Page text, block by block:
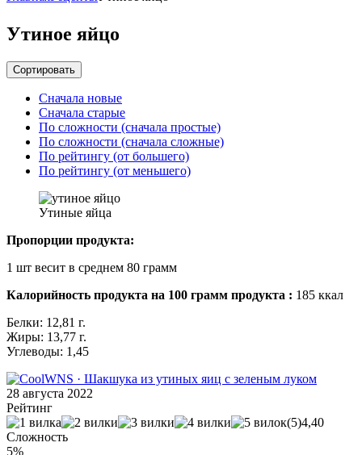
Утиное яйцо
Сортировать
Сначала новые
Сначала старые
По сложности (сначала простые)
По сложности (сначала сложные)
По рейтингу (от большего)
По рейтингу (от меньшего)
Утиные яйца
Пропорции продукта:
1 шт весит в среднем 80 грамм
Калорийность продукта на 100 грамм продукта : 185 ккал
Белки: 12,81 г.
Жиры: 13,77 г.
Углеводы: 1,45
28 августа 2022
Рейтинг
(5)4,40
Сложность
5%